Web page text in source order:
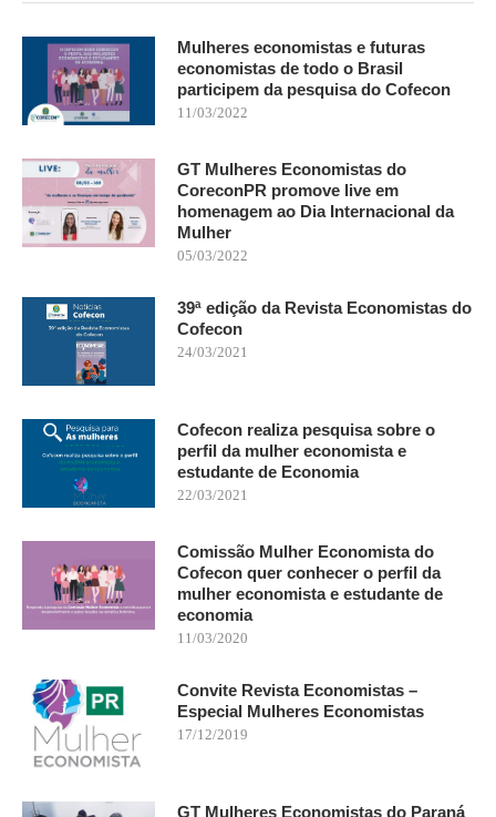
Mulheres economistas e futuras
economistas de todo o Brasil
participem da pesquisa do Cofecon
11/03/2022
GT Mulheres Economistas do
CoreconPR promove live em
homenagem ao Dia Internacional da
Mulher
05/03/2022
39ª edição da Revista Economistas do
Cofecon
24/03/2021
Cofecon realiza pesquisa sobre o
perfil da mulher economista e
estudante de Economia
22/03/2021
Comissão Mulher Economista do
Cofecon quer conhecer o perfil da
mulher economista e estudante de
economia
11/03/2020
Convite Revista Economistas –
Especial Mulheres Economistas
17/12/2019
GT Mulheres Economistas do Paraná